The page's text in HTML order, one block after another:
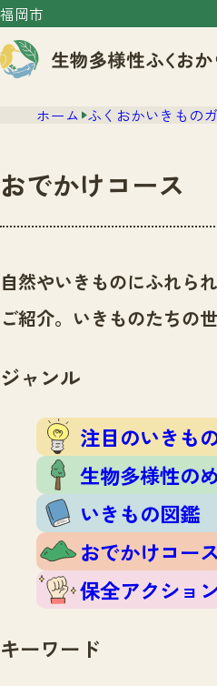
福岡市
センター紹介
センター紹介TOP
サイトポリシー
ニュース
いきものガイド
注目のいきもの
生物多様性のめぐ
いきもの図鑑
おでかけコース
保全アクション
イベント
いきもの調査隊
調査レポート
調査レポートTOP
調査結果
ふくおかいきもの
マッチング
マッチングTOP
掲載申し込みフォー
お問合せ
ホーム ふくおかいきもの
おでかけコース
自然やいきものにふれら
ご紹介。いきものたちの
ジャンル
注目のいきも
生物多様性の
いきもの図鑑
おでかけコース
保全アクション
キーワード